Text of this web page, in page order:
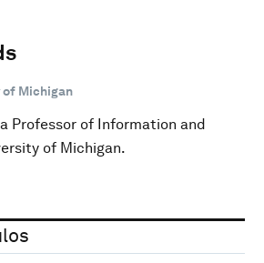
of Michigan
Professor of Information and
of Michigan.